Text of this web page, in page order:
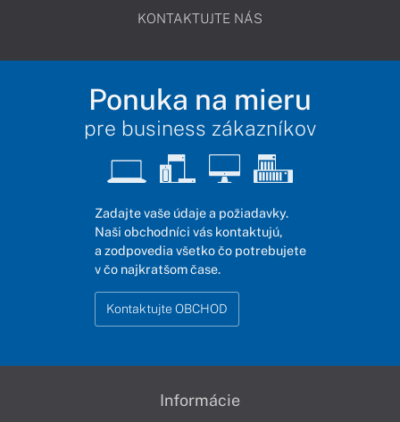
KONTAKTUJTE NÁS
Ponuka na mieru
pre business zákazníkov
Zadajte vaše údaje a požiadavky.
Naši obchodníci vás kontaktujú,
a zodpovedia všetko čo potrebujete
v čo najkratšom čase.
Kontaktujte OBCHOD
Informácie